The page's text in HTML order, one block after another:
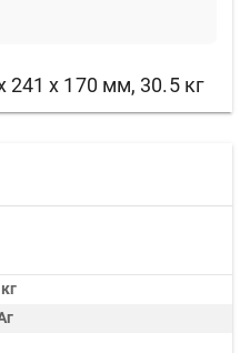
241 х 170 мм, 30.5 кг